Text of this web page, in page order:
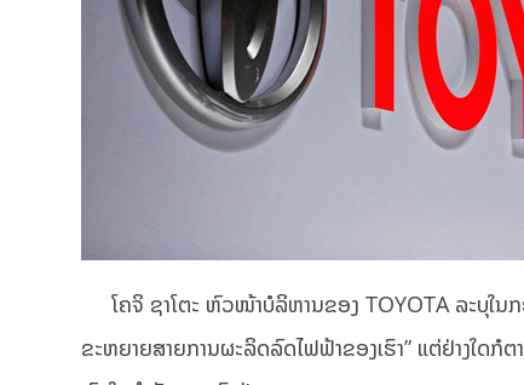
ໂຄຈິ ຊາໂຕະ ຫົວໜ້າບໍລິຫານຂອງ TOYOTA ລະບຸໃນ
ຂະຫຍາຍສາຍການຜະລິດລົດໄຟຟ້າຂອງເຮົາ” ແຕ່ຢ່າງໃດກໍ